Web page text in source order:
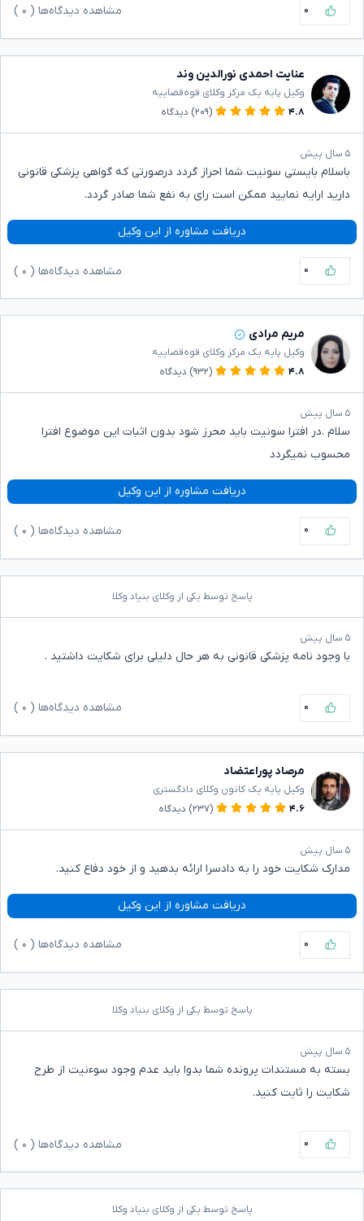
۰ مشاهده دیدگاه‌ها ( ۰
عنایت احمدی نورالدین وند
وکیل پایه یک مرکز وکلای قوه‌قضاییه
۴.۸
(۲۰۹) دیدگاه
۵ سال پیش
باسلام بایستی سونیت شما احراز گردد درصورتی که گواهی پزشکی قانونی
دارید ارایه نمایید ممکن است رای به نفع شما صادر گردد.
دریافت مشاوره از این وکیل
۰ مشاهده دیدگاه‌ها ( ۰
مریم مرادی
وکیل پایه یک مرکز وکلای قوه‌قضاییه
۴.۸
(۹۳۲) دیدگاه
۵ سال پیش
سلام .در افترا سونیت باید محرز شود بدون اثبات این موضوع افترا
محسوب نمیگردد
دریافت مشاوره از این وکیل
۰ مشاهده دیدگاه‌ها ( ۰
پاسخ توسط یکی از وکلای بنیاد وکلا
۵ سال پیش
با وجود نامه پزشکی قانونی به هر حال دلیلی برای شکایت داشتید .
۰ مشاهده دیدگاه‌ها ( ۰
مرصاد پوراعتضاد
وکیل پایه یک کانون وکلای دادگستری
۴.۶
(۲۳۷) دیدگاه
۵ سال پیش
مدارک شکایت خود را به دادسرا ارائه بدهید و از خود دفاع کنید.
دریافت مشاوره از این وکیل
۰ مشاهده دیدگاه‌ها ( ۰
پاسخ توسط یکی از وکلای بنیاد وکلا
۵ سال پیش
بسته به مستندات پرونده شما بدوا باید عدم وجود سوءنیت از طرح
شکایت را ثابت کنید.
۰ مشاهده دیدگاه‌ها ( ۰
پاسخ توسط یکی از وکلای بنیاد وکلا